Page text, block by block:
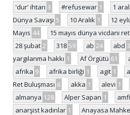
'dur' ihtarı 3 #refusewar 1 1
Dünya Savaşı 5 10 Aralık 1 12
Mayıs 44 15 mayıs dünya vicdani
28 şubat 2 318 59 ab 24 abd
yargılanma hakkı 1 Af Örgütü 61
afrika 9 afrika birliği 1 agit 1
Ret Buluşması 6 akka 1 alevi 1
almanya 128 Alper Sapan 1
anarşist kadınlar 1 Anayasa